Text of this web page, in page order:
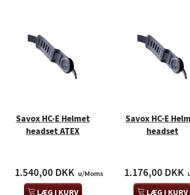
Silentex A-Com Cap TRBOII Nexus
(DP2000/DP3001)
Silentex Natural XP
(DP2000/DP3001)
Savox HC-E Helmet
headset ATEX
1.540,00 DKK u/Moms
LÆG I KURV
Savox HC-E
headset
1.176,00 DKK
LÆG I KURV